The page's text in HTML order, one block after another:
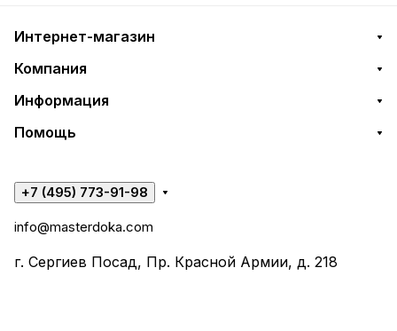
Интернет-магазин
Компания
Информация
Помощь
+7 (495) 773-91-98
info@masterdoka.com
г. Сергиев Посад, Пр. Красной Армии, д. 218